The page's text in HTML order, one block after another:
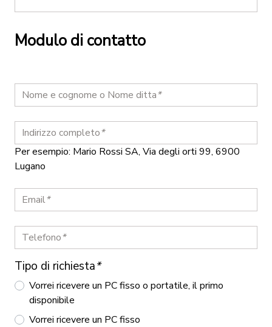
Modulo di contatto
Nome e cognome o Nome ditta*
Indirizzo completo*
Per esempio: Mario Rossi SA, Via degli orti 99, 6900
Lugano
Email*
Telefono*
Tipo di richiesta*
Vorrei ricevere un PC fisso o portatile, il primo
disponibile
Vorrei ricevere un PC fisso